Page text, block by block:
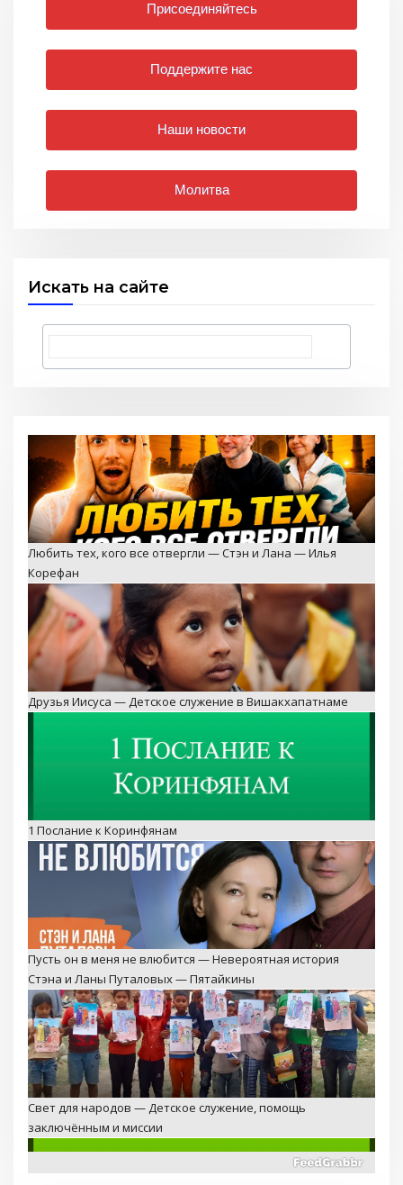
Присоединяйтесь
Поддержите нас
Наши новости
Молитва
Искать на сайте
Любить тех, кого все отвергли — Стэн и Лана — Илья
Корефан
Друзья Иисуса — Детское служение в Вишакхапатнаме
1 Послание к Коринфянам
Пусть он в меня не влюбится — Невероятная история
Стэна и Ланы Путаловых — Пятайкины
Свет для народов — Детское служение, помощь
заключённым и миссии